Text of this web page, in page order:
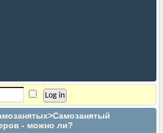
>Самозанятый
- можно ли?